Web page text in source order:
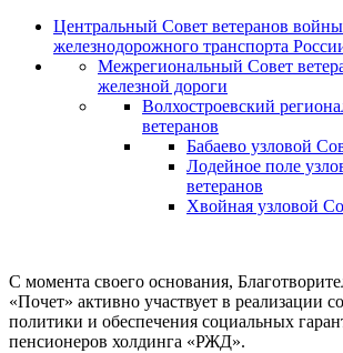
Центральный Совет ветеранов войны
железнодорожного транспорта
Межрегиональный Совет
железной дороги
Волхостроевский
ветеранов
Бабаево узловой
Лодейное поле
ветеранов
Хвойная узловой
С момента своего основания,
«Почет» активно участвует в реализации
политики и обеспечения социальных
пенсионеров холдинга «РЖД».